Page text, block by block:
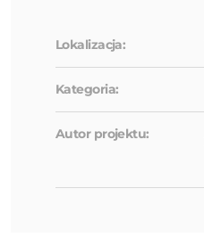
Lokalizacja:
Kategoria:
Autor projektu: